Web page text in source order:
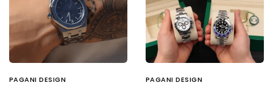
PAGANI DESIGN PAGANI DESIGN